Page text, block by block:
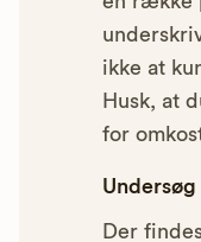
ikke at
Husk, at
for
Der